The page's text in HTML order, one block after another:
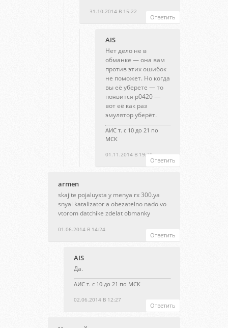
31.10.2014 В 15:22
Ответить
AIS
01.11.2014 В 19:29
Нет дело не в
обманке — она вам
против этих ошибок
не поможет. Но когда
вы её уберете — то
появится p0420 —
вот её как раз
эмулятор уберёт.
АИС т. с 10 до 21 по
МСК
Ответить
armen
01.06.2014 В 14:24
skajite pojaluysta y menya rx 300.ya
snyal katalizator a obezatelno nado vo
vtorom datchike zdelat obmanky
Ответить
AIS
02.06.2014 В 12:27
Да.
АИС т. с 10 до 21 по МСК
Ответить